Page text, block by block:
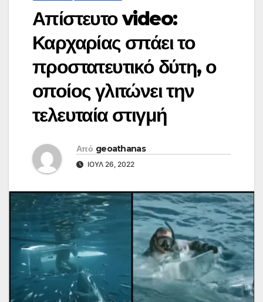
Απίστευτο video:
Καρχαρίας σπάει το
προστατευτικό δύτη, ο
οποίος γλιτώνει την
τελευταία στιγμή
Από geoathanas
ΙΟΎΛ 26, 2022